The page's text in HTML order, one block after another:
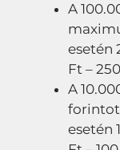
A
esetén
Ft –
A
forintot
esetén